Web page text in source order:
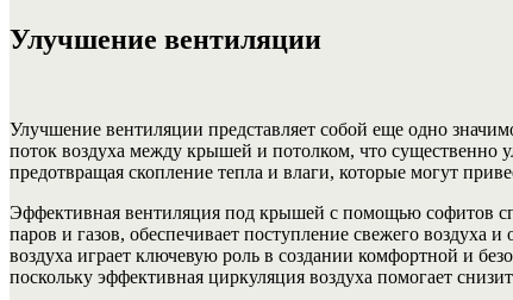
Улучшение вентиляции
Улучшение вентиляции представляет собой еще одно
поток воздуха между крышей и потолком, что существенно
предотвращая скопление тепла и влаги, которые могут
Эффективная вентиляция под крышей с помощью софитов
паров и газов, обеспечивает поступление свежего воздуха
воздуха играет ключевую роль в создании комфортной и
поскольку эффективная циркуляция воздуха помогает